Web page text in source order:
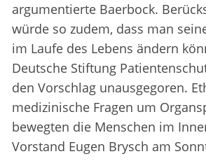
argumentierte Baerbock.
würde so zudem, dass man
im Laufe des Lebens ändern
Deutsche Stiftung
den Vorschlag unausgegoren.
medizinische Fragen um
bewegten die Menschen im
Vorstand Eugen Brysch am